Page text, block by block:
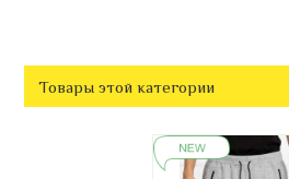
Товары этой категории